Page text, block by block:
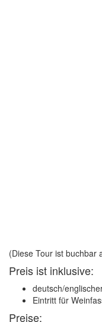
(Diese Tour ist buchbar
Preis ist inklusive:
deutsch/
Eintritt für
Preise: